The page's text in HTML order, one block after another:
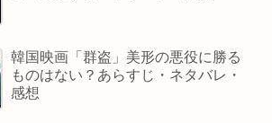
韓国映画「群盗」美形の悪役に勝る
ものはない？あらすじ・ネタバレ・
感想